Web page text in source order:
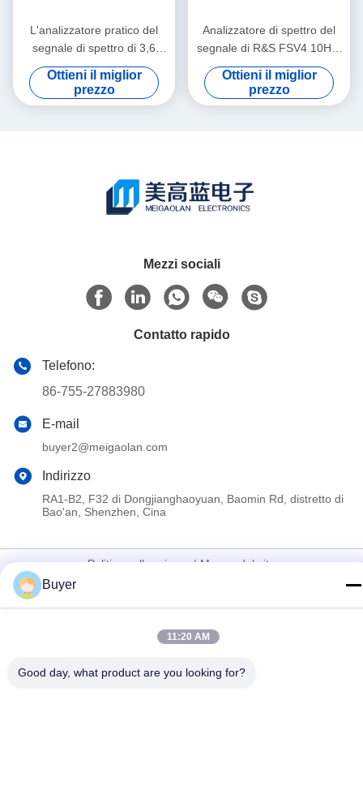
L'analizzatore pratico del
segnale di spettro di 3,6
gigahertz ha usato R&S
FSV3 per il LED
Ottieni il miglior
prezzo
Analizzatore di spettro del
segnale di R&S FSV4 10Hz-
4GHz per lo
Spectroradiometer
Ottieni il miglior
prezzo
Mezzi sociali
Contatto rapido
Telefono:
86-755-27883980
E-mail
buyer2@meigaolan.com
Indirizzo
RA1-B2, F32 di Dongjianghaoyuan, Baomin Rd, distretto di
Bao'an, Shenzhen, Cina
Politica sulla privacy|Mappa del sito
Cina Buona qualità Analizzatore di spettro di rf Fornitore. 2023-
2026 Shenzhen Meigaolan Electronic Instrument Co. Ltd Tutti i
diritti riservati.
Buyer
11:20 AM
Good day, what product are you looking for?